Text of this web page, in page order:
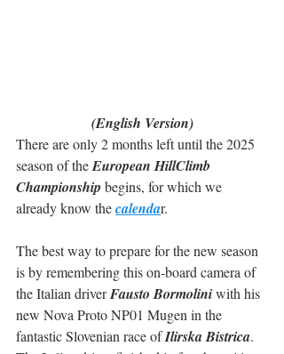
(English Version)
There are only 2 months left until the 2025
season of the European HillClimb
Championship begins, for which we
already know the calendar.
The best way to prepare for the new season
is by remembering this on-board camera of
the Italian driver Fausto Bormolini with his
new Nova Proto NP01 Mugen in the
fantastic Slovenian race of Ilirska Bistrica.